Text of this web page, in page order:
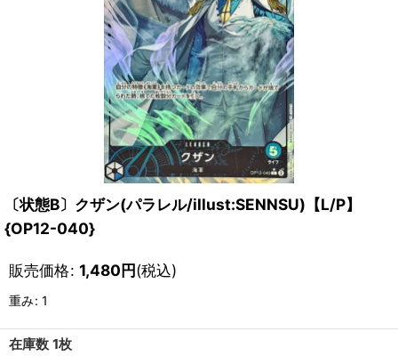
〔状態B〕クザン(パラレル/illust:SENNSU)【L/P】
{OP12-040}
販売価格: 1,480円(税込)
重み: 1
在庫数 1枚